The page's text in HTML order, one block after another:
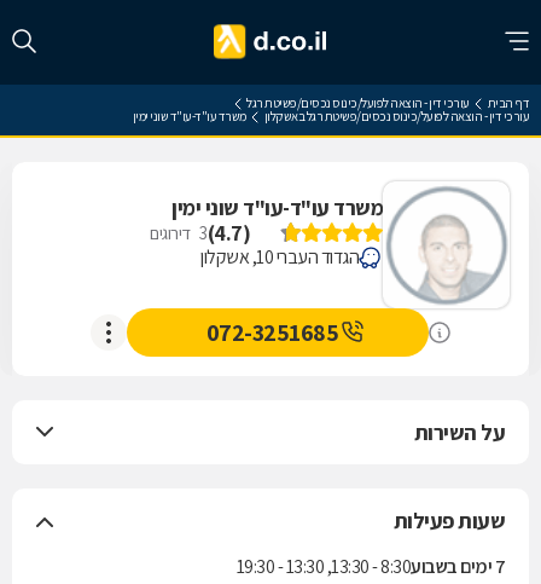
דף הבית עורכי דין - הוצאה לפועל/כינוס נכסים/פשיטת רגל
עורכי דין - הוצאה לפועל/כינוס נכסים/פשיטת רגל באשקלון משרד עו"ד-עו"ד שוני ימין
משרד עו"ד-עו"ד שוני ימין
(
4.7
)
3 דירוגים
הגדוד העברי 10, אשקלון
072-3251685
על השירות
שעות פעילות
7 ימים בשבוע 8:30 - 13:30, 13:30 - 19:30